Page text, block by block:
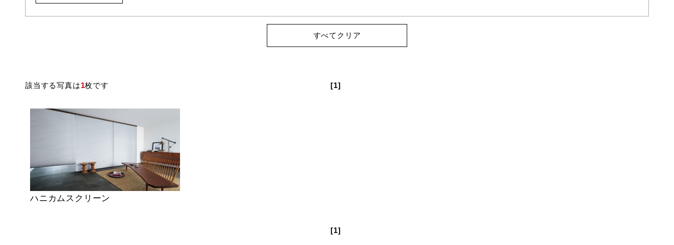
すべてクリア
該当する写真は1枚です [1]
ハニカムスクリーン
[1]